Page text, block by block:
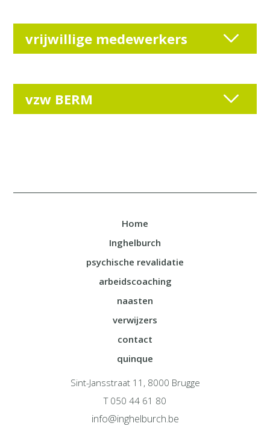
vrijwillige medewerkers
vzw BERM
Home
Inghelburch
psychische revalidatie
arbeidscoaching
naasten
verwijzers
contact
quinque
Sint-Jansstraat 11, 8000 Brugge
T 050 44 61 80
info@inghelburch.be